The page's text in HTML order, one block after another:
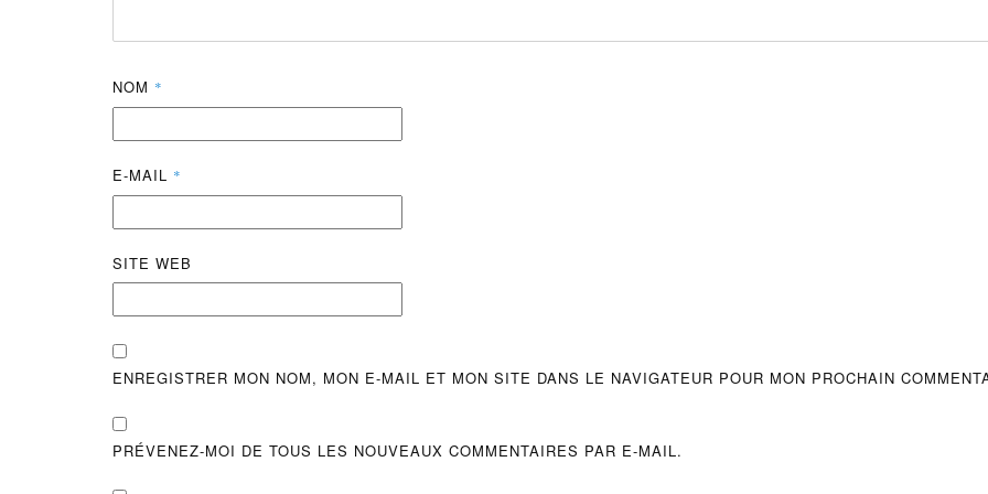
NOM *
E-MAIL *
SITE WEB
ENREGISTRER MON NOM, MON E-MAIL ET MON SITE DANS LE NAVIGATEUR POUR MON PROCHAIN
PRÉVENEZ-MOI DE TOUS LES NOUVEAUX COMMENTAIRES PAR E-MAIL.